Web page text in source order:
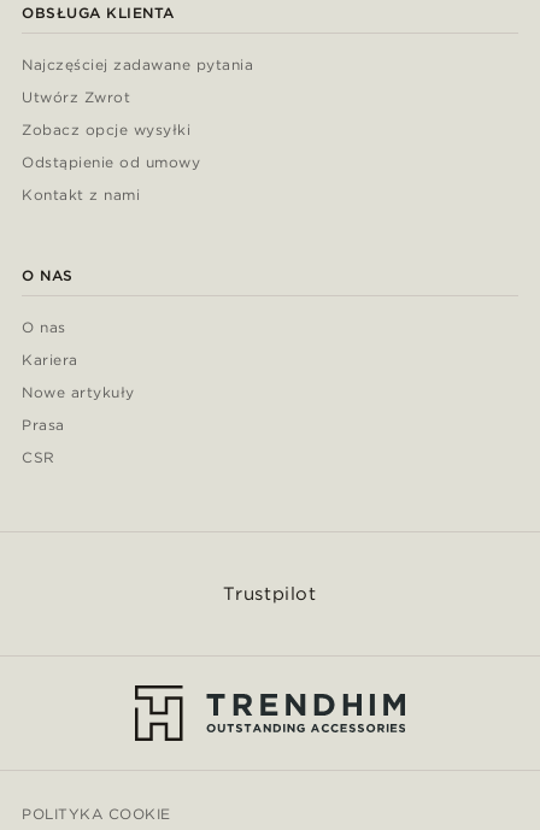
OBSŁUGA KLIENTA
Najczęściej zadawane pytania
Utwórz Zwrot
Zobacz opcje wysyłki
Odstąpienie od umowy
Kontakt z nami
O NAS
O nas
Kariera
Nowe artykuły
Prasa
CSR
Trustpilot
POLITYKA COOKIE